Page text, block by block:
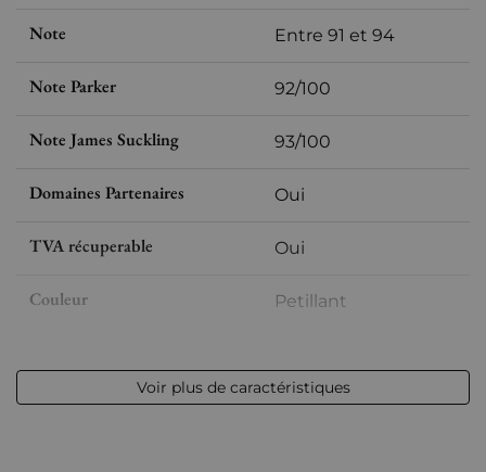
Note Entre 91 et 94
Note Parker 92/100
Note James Suckling 93/100
Domaines Partenaires Oui
TVA récuperable Oui
Couleur Petillant
Millésime nm
Voir plus de caractéristiques